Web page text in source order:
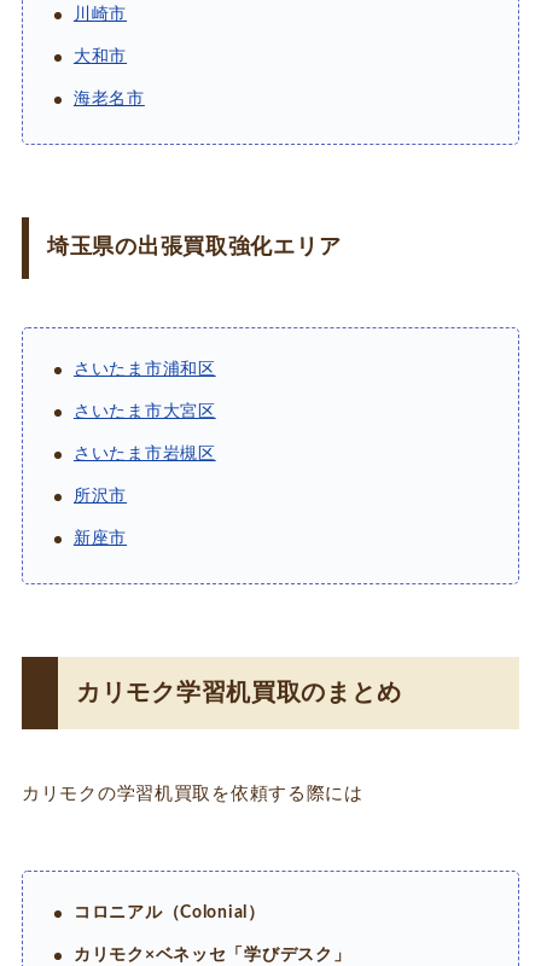
川崎市
大和市
海老名市
埼玉県の出張買取強化エリア
さいたま市浦和区
さいたま市大宮区
さいたま市岩槻区
所沢市
新座市
カリモク学習机買取のまとめ
カリモクの学習机買取を依頼する際には
コロニアル（Colonial）
カリモク×ベネッセ「学びデスク」